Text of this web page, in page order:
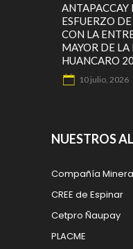
ANTAPACCAY
ESFUERZO
CON LA
MAYOR DE LA
HUANCARO
10 julio, 2026
NUESTROS
Compañía
CREE de Espinar
Cetpro Ñaupay
PLACME